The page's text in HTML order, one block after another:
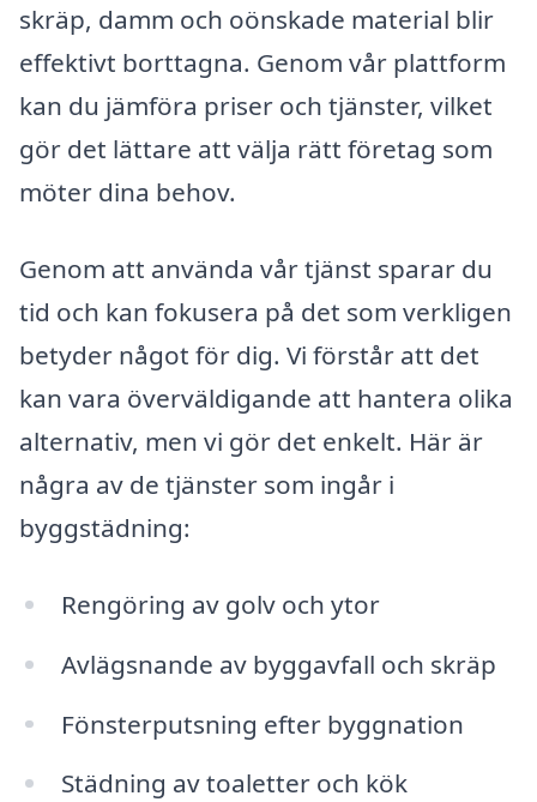
skräp, damm och oönskade material blir
effektivt borttagna. Genom vår plattform
kan du jämföra priser och tjänster, vilket
gör det lättare att välja rätt företag som
möter dina behov.
Genom att använda vår tjänst sparar du
tid och kan fokusera på det som verkligen
betyder något för dig. Vi förstår att det
kan vara överväldigande att hantera olika
alternativ, men vi gör det enkelt. Här är
några av de tjänster som ingår i
byggstädning:
Rengöring av golv och ytor
Avlägsnande av byggavfall och skräp
Fönsterputsning efter byggnation
Städning av toaletter och kök